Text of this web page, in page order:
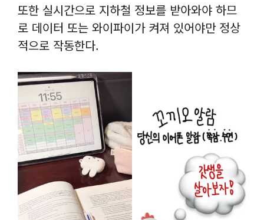
또한 실시간으로 지하철 정보를 받아와야 하므
로 데이터 또는 와이파이가 켜져 있어야만 정상
적으로 작동한다.